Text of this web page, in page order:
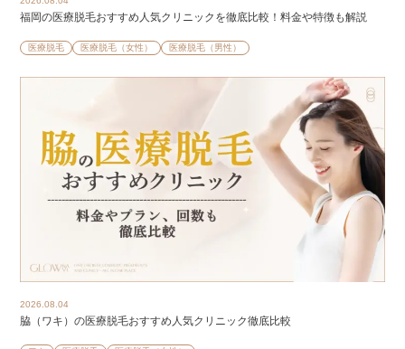
福岡の医療脱毛おすすめ人気クリニックを徹底比較！料金や特徴も解説
医療脱毛 医療脱毛（女性） 医療脱毛（男性）
2026.08.04
脇（ワキ）の医療脱毛おすすめ人気クリニック徹底比較